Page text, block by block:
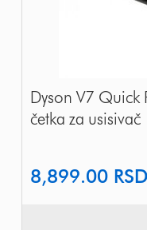
Dyson V7 Quick
četka za usisivač
8,899.00 RSD